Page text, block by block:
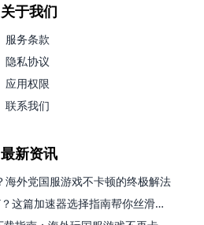
关于我们
服务条款
隐私协议
应用权限
联系我们
最新资讯
海外党国服游戏不卡顿的终极解法
海外党打枪神纪卡成PPT？这篇加速器选择指南帮你丝滑上分